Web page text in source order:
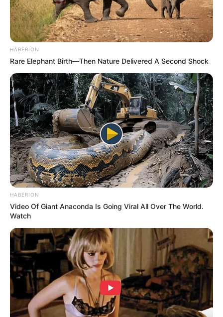
HABERION
Rare Elephant Birth—Then Nature Delivered A Second Shock
HABERION
Video Of Giant Anaconda Is Going Viral All Over The World.
Watch